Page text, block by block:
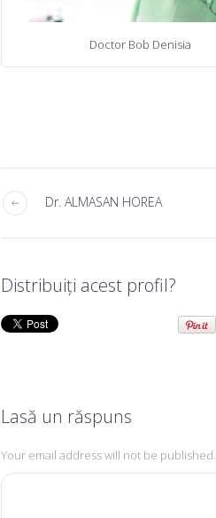
Doctor Bob Denisia
Dr. ALMASAN HOREA
Distribuiţi acest profil?
Lasă un răspuns
Your email address will not be published.